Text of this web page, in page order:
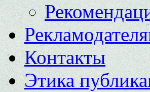
Контакты
Этика